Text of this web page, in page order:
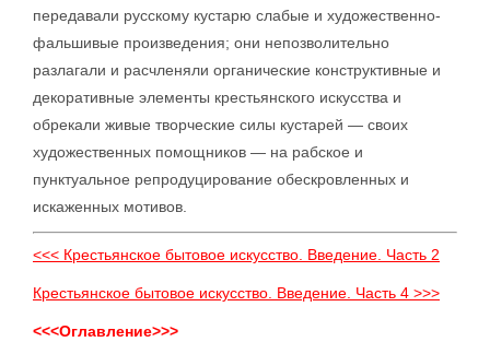
передавали русскому кустарю слабые и художественно-
фальшивые произведения; они непозволительно
разлагали и расчленяли органические конструктивные и
декоративные элементы крестьянского искусства и
обрекали живые творческие силы кустарей — своих
художественных помощников — на рабское и
пунктуальное репродуцирование обескровленных и
искаженных мотивов.
<<< Крестьянское бытовое искусство. Введение. Часть 2
Крестьянское бытовое искусство. Введение. Часть 4 >>>
<<<Оглавление>>>